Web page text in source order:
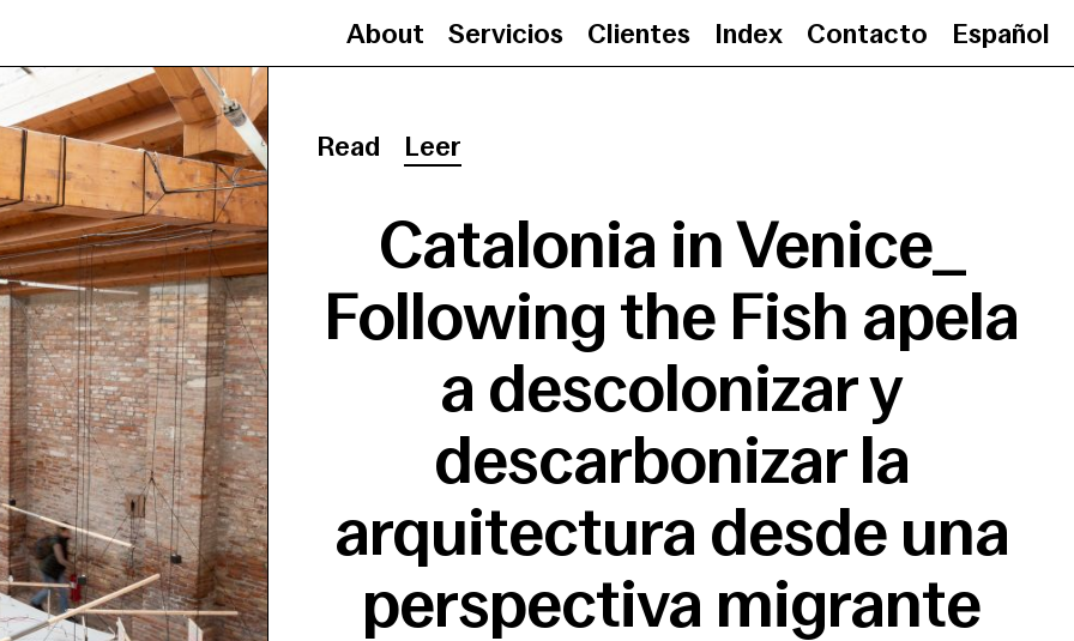
About Servicios Clientes Index Contacto Español
Read
Leer
Catalonia in Venice_
Following the Fish apela
a descolonizar y
descarbonizar la
arquitectura desde una
perspectiva migrante